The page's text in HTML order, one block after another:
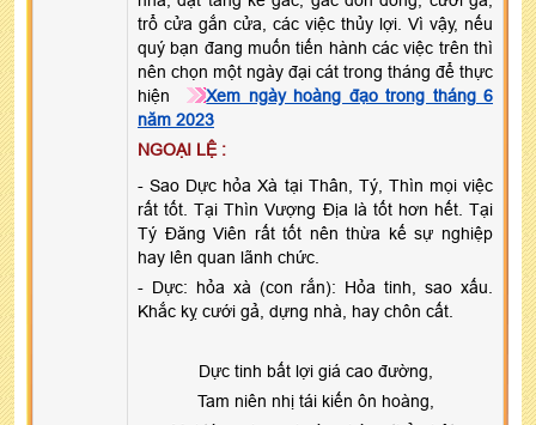
trổ cửa gắn cửa, các việc thủy lợi. Vì vậy, nếu
quý bạn đang muốn tiến hành các việc trên thì
nên chọn một ngày đại cát trong tháng để thực
hiện
Xem ngày hoàng đạo trong tháng 6
năm 2023
NGOẠI LỆ :
- Sao Dực hỏa Xà tại Thân, Tý, Thìn mọi việc
rất tốt. Tại Thìn Vượng Địa là tốt hơn hết. Tại
Tý Đăng Viên rất tốt nên thừa kế sự nghiệp
hay lên quan lãnh chức.
- Dực: hỏa xà (con rắn): Hỏa tinh, sao xấu.
Khắc kỵ cưới gả, dựng nhà, hay chôn cất.
Dực tinh bất lợi giá cao đường,
Tam niên nhị tái kiến ôn hoàng,